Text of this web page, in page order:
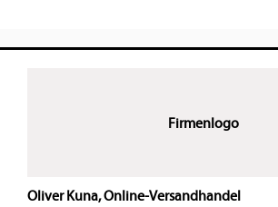
Firmenlogo
Oliver Kuna, Online-Versandhandel